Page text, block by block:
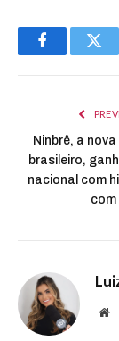
Facebook
Ninbrê, a
brasileiro,
nacional com
com